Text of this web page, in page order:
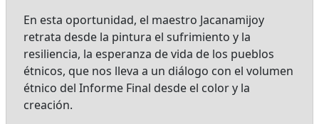
En esta oportunidad, el maestro Jacanamijoy
retrata desde la pintura el sufrimiento y la
resiliencia, la esperanza de vida de los pueblos
étnicos, que nos lleva a un diálogo con el volumen
étnico del Informe Final desde el color y la
creación.